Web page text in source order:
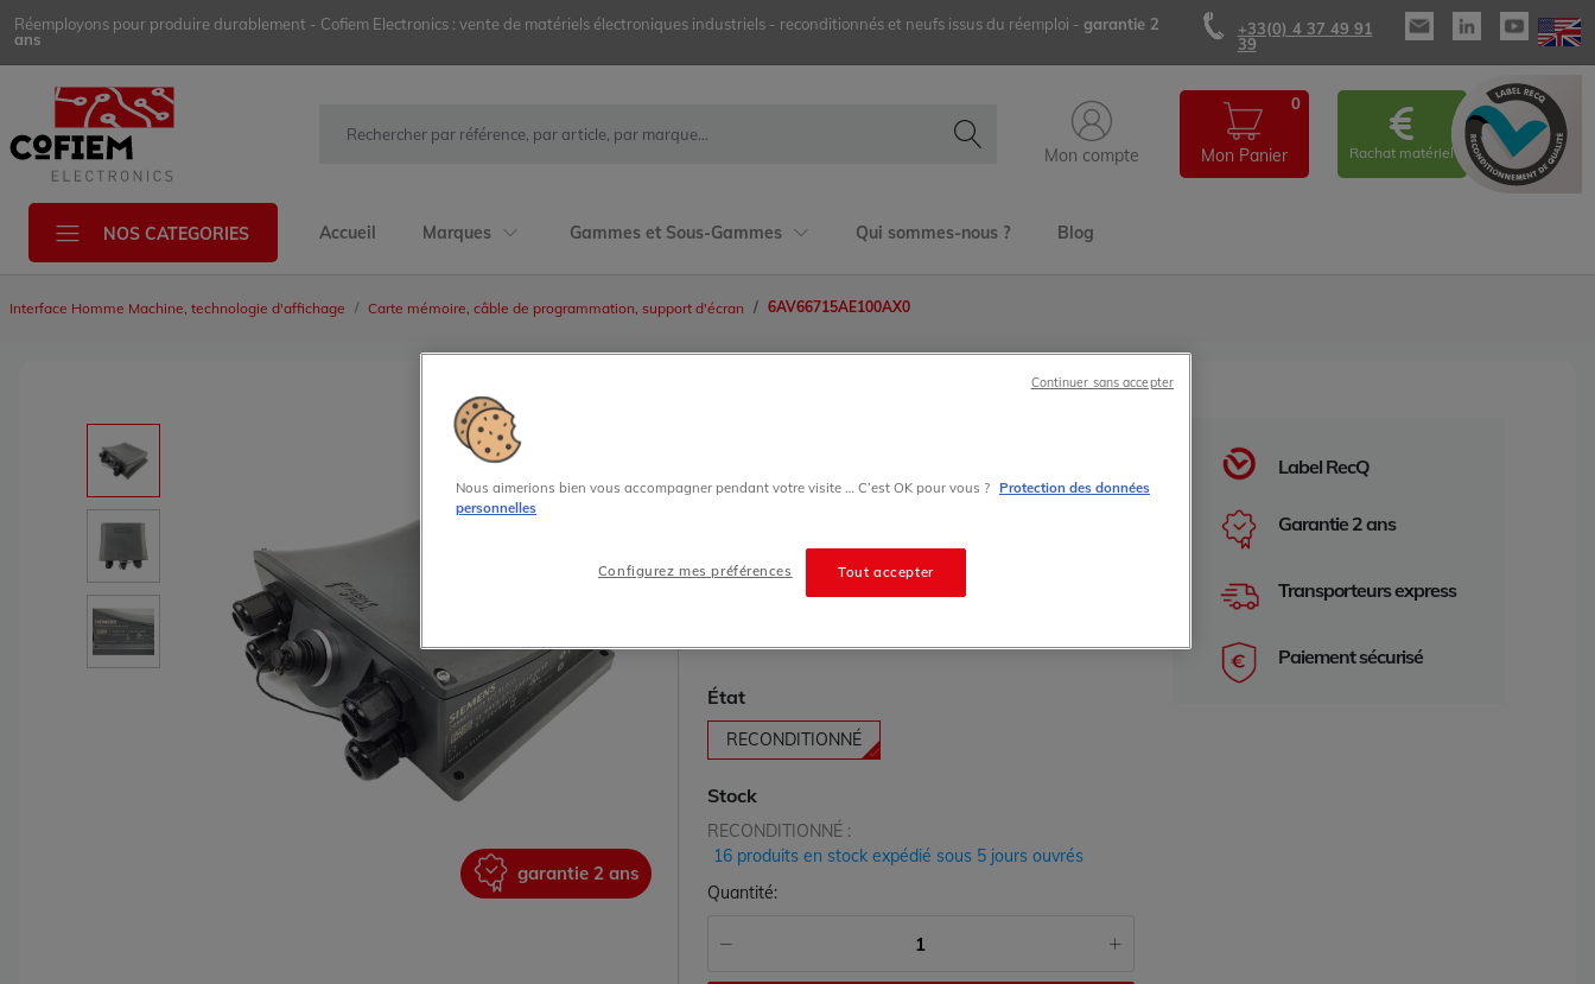
Réemployons pour produire durablement - Cofiem Electronics : vente de matériels électroniques industriels - reconditionnés et neufs issus du réemploi - garantie 2
ans
+33(0) 4 37 49 91
39
Mon compte Mon Panier
0
Rachat matériel
NOS CATEGORIES Accueil Marques Gammes et Sous-Gammes Qui sommes-nous ? Blog
Interface Homme Machine, technologie d'affichage Carte mémoire, câble de programmation, support d'écran 6AV66715AE100AX0
garantie 2 ans
SIMATIC HMI
Grade:A
État
RECONDITIONNÉ
Stock
RECONDITIONNÉ :
16 produits en stock expédié sous 5 jours ouvrés
Quantité:
Label RecQ
Garantie 2 ans
Transporteurs express
Paiement sécurisé
Nous aimerions bien vous accompagner pendant votre visite … C’est OK pour vous ? Protection des données
personnelles
Tout accepter
Configurez mes préférences
Continuer sans accepter